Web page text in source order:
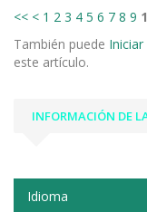
<< < 1 2 3 4 5 6 7 8 9
También puede
este artículo.
INFORMACIÓN DE
Idioma